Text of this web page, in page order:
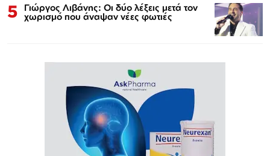
5 Γιώργος Λιβάνης: Οι δύο λέξεις μετά τον
χωρισμό που άναψαν νέες φωτιές